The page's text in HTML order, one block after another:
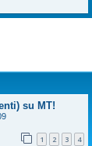
su MT!
1 2 3 4